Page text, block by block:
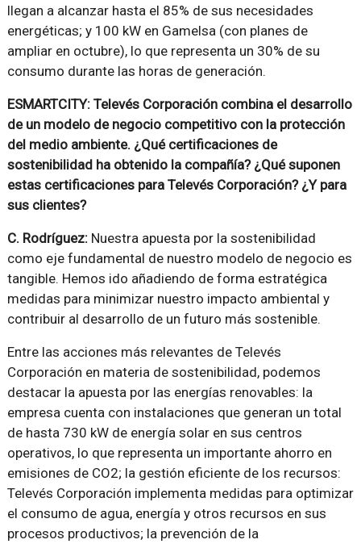
llegan a alcanzar hasta el 85% de sus necesidades
energéticas; y 100 kW en Gamelsa (con planes de
ampliar en octubre), lo que representa un 30% de su
consumo durante las horas de generación.
ESMARTCITY: Televés Corporación combina el desarrollo
de un modelo de negocio competitivo con la protección
del medio ambiente. ¿Qué certificaciones de
sostenibilidad ha obtenido la compañía? ¿Qué suponen
estas certificaciones para Televés Corporación? ¿Y para
sus clientes?
C. Rodríguez:Nuestra apuesta por la sostenibilidad
como eje fundamental de nuestro modelo de negocio es
tangible. Hemos ido añadiendo de forma estratégica
medidas para minimizar nuestro impacto ambiental y
contribuir al desarrollo de un futuro más sostenible.
Entre las acciones más relevantes de Televés
Corporación en materia de sostenibilidad, podemos
destacar la apuesta por las energías renovables: la
empresa cuenta con instalaciones que generan un total
de hasta 730 kW de energía solar en sus centros
operativos, lo que representa un importante ahorro en
emisiones de CO2; la gestión eficiente de los recursos:
Televés Corporación implementa medidas para optimizar
el consumo de agua, energía y otros recursos en sus
procesos productivos; la prevención de la